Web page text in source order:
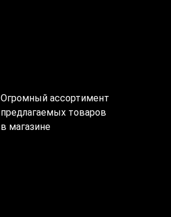
Огромный ассортимент
предлагаемых товаров
в магазине